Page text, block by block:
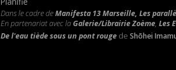
Dans le cadre deManifesta 13 Marseille, Les
En partenariat avec laGalerie/Librairie Zoème, Les
De l'eau tiède sous un pont rougede Shōhei